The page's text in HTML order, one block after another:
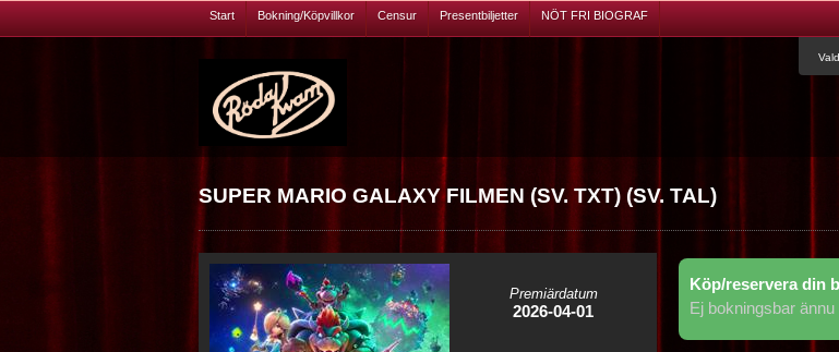
Start Bokning/Köpvillkor Censur Presentbiljetter NÖT FRI BIOGRAF
SUPER MARIO GALAXY FILMEN (SV. TXT) (SV. TAL)
Premiärdatum
2026-04-01
Köp/reservera din
Ej bokningsbar ännu